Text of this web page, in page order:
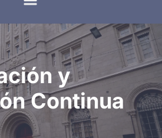
y
Continua